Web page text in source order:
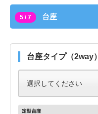
5 / 7 台座
台座タイプ（2way）